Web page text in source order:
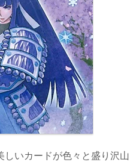
いカードが色々と盛り沢山